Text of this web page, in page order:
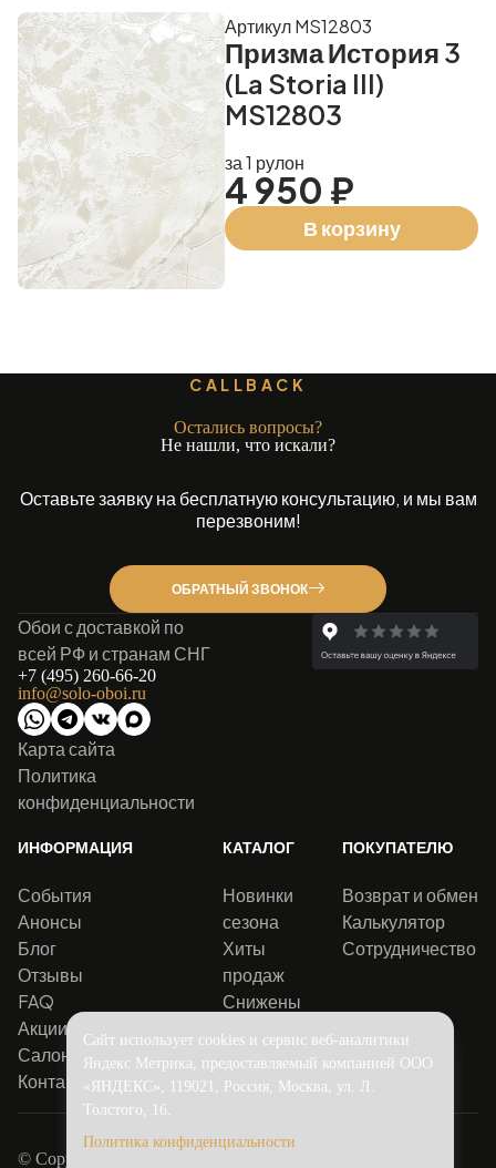
Призма История 3
(La Storia III)
MS12803
Артикул MS12803
за 1 рулон
4 950 ₽
В корзину
CALLBACK
Остались вопросы?
Не нашли, что искали?
Оставьте заявку на бесплатную консультацию, и мы вам
перезвоним!
ОБРАТНЫЙ ЗВОНОК
Обои с доставкой по
всей РФ и странам СНГ
+7 (495) 260-66-20
info@solo-oboi.ru
Карта сайта
Политика
конфиденциальности
ИНФОРМАЦИЯ
События
Анонсы
Блог
Отзывы
FAQ
Акции
Салоны
Контакты
КАТАЛОГ
Новинки
сезона
Хиты
продаж
Снижены
ПОКУПАТЕЛЮ
Возврат и обмен
Калькулятор
Сотрудничество
© Copyright 2016-2026.
Сайт использует cookies и сервис веб-аналитики
Яндекс Метрика, предоставляемый компанией ООО
«ЯНДЕКС», 119021, Россия, Москва, ул. Л.
Толстого, 16.
Политика конфиденциальности